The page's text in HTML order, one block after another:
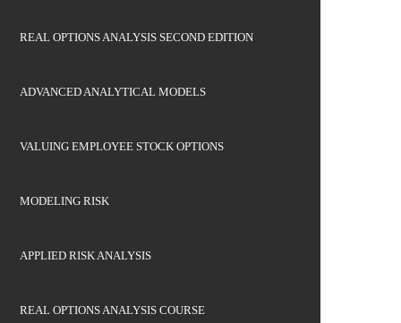
REAL OPTIONS ANALYSIS SECOND EDITION
ADVANCED ANALYTICAL MODELS
VALUING EMPLOYEE STOCK OPTIONS
MODELING RISK
APPLIED RISK ANALYSIS
REAL OPTIONS ANALYSIS COURSE